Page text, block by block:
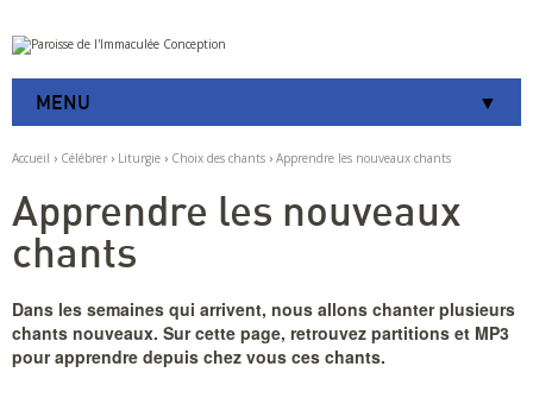
Aller
au
contenu.
à
navigation
Outils
personnels
MENU
Accueil › Célébrer › Liturgie › Choix des chants › Apprendre les nouveaux chants
Apprendre les nouveaux
chants
Dans les semaines qui arrivent, nous allons chanter plusieurs
chants nouveaux. Sur cette page, retrouvez partitions et MP3
pour apprendre depuis chez vous ces chants.